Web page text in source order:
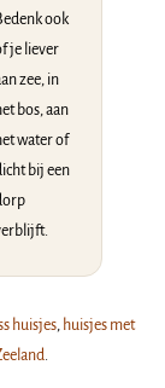
ook
je liever
zee, in
bos, aan
water of
bij een
huisjes, huisjes met
.